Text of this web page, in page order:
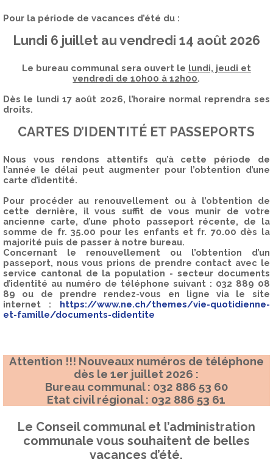
Pour la période de vacances d’été du :
Lundi 6 juillet au vendredi 14 août 2026
Le bureau communal sera ouvert le lundi, jeudi et
vendredi de 10h00 à 12h00.
Dès le lundi 17 août 2026, l’horaire normal reprendra ses
droits.
CARTES D’IDENTITÉ ET PASSEPORTS
Nous vous rendons attentifs qu’à cette période de
l’année le délai peut augmenter pour l’obtention d’une
carte d’identité.
Pour procéder au renouvellement ou à l’obtention de
cette dernière, il vous suffit de vous munir de votre
ancienne carte, d’une photo passeport récente, de la
somme de fr. 35.00 pour les enfants et fr. 70.00 dès la
majorité puis de passer à notre bureau.
Concernant le renouvellement ou l’obtention d’un
passeport, nous vous prions de prendre contact avec le
service cantonal de la population - secteur documents
d’identité au numéro de téléphone suivant : 032 889 08
89 ou de prendre rendez-vous en ligne via le site
internet : https://www.ne.ch/themes/vie-quotidienne-
et-famille/documents-didentite
Attention !!! Nouveaux numéros de téléphone
dès le 1er juillet 2026 :
Bureau communal : 032 886 53 60
Etat civil régional : 032 886 53 61
Le Conseil communal et l’administration
communale vous souhaitent de belles
vacances d’été.